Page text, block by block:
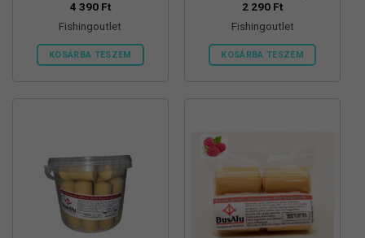
4 390 Ft
Fishingoutlet
KOSÁRBA TESZEM
2 290 Ft
Fishingoutlet
KOSÁRBA TESZEM